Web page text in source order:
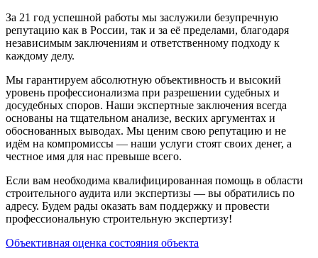
За 21 год успешной работы мы заслужили безупречную
репутацию как в России, так и за её пределами, благодаря
независимым заключениям и ответственному подходу к
каждому делу.
Мы гарантируем абсолютную объективность и высокий
уровень профессионализма при разрешении судебных и
досудебных споров. Наши экспертные заключения всегда
основаны на тщательном анализе, веских аргументах и
обоснованных выводах. Мы ценим свою репутацию и не
идём на компромиссы — наши услуги стоят своих денег, а
честное имя для нас превыше всего.
Если вам необходима квалифицированная помощь в области
строительного аудита или экспертизы — вы обратились по
адресу. Будем рады оказать вам поддержку и провести
профессиональную строительную экспертизу!
Объективная оценка состояния объекта